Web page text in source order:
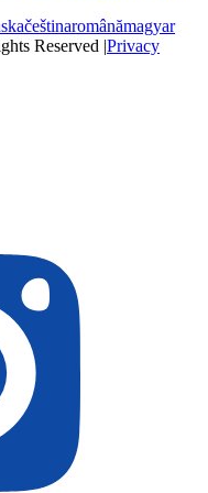
češtinaromânămagyar
Reserved |Privacy